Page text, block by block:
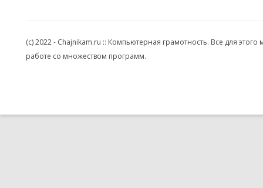
(c) 2022 - Chajnikam.ru :: Компьютерная грамотность. Все для
работе со множеством программ.